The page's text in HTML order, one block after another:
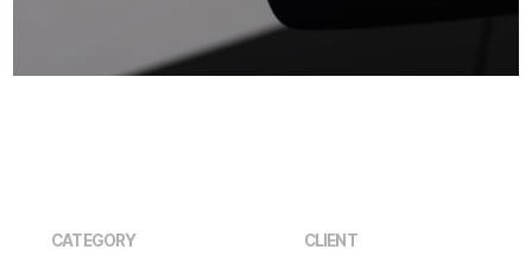
CATEGORY CLIENT